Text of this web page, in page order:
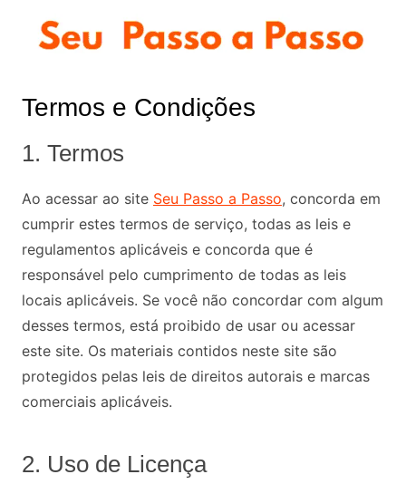
Termos e Condições
1. Termos
Ao acessar ao site Seu Passo a Passo, concorda em
cumprir estes termos de serviço, todas as leis e
regulamentos aplicáveis ​​e concorda que é
responsável pelo cumprimento de todas as leis
locais aplicáveis. Se você não concordar com algum
desses termos, está proibido de usar ou acessar
este site. Os materiais contidos neste site são
protegidos pelas leis de direitos autorais e marcas
comerciais aplicáveis.
2. Uso de Licença